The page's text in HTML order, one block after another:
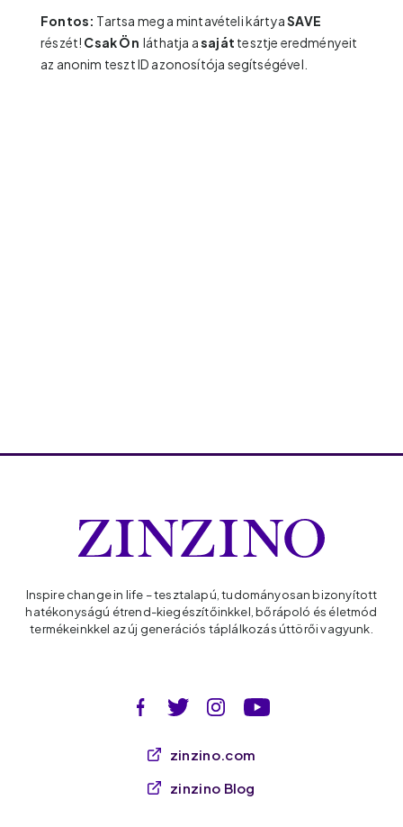
Fontos: Tartsa meg a mintavételi kártyaSAVE
részét! Csak Ön láthatja asaját tesztje eredményeit
az anonim teszt ID azonosítója segítségével.
Inspire change in life – tesztalapú, tudományosan bizonyított
hatékonyságú étrend-kiegészítőinkkel, bőrápoló és életmód
termékeinkkel az új generációs táplálkozás úttörői vagyunk.
zinzino.com
zinzino Blog